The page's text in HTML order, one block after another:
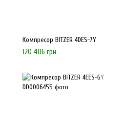
Компресор BITZER 4DES-7Y
120 406 грн